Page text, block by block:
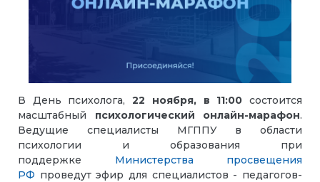
В День психолога,22 ноября, в 11:00 состоится
масштабный
психологический онлайн-марафон.
Ведущие специалисты МГППУ в области
психологии и образования при
поддержке Министерства просвещения
РФ проведут эфир для специалистов - педагогов-